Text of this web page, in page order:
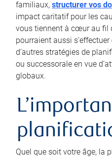
familiaux, structurer vos
impact caritatif pour les
vous tiennent à cœur au fil
pourraient aussi
d’autres stratégies de
ou successorale en vue
globaux.
Quel que soit votre âge, la